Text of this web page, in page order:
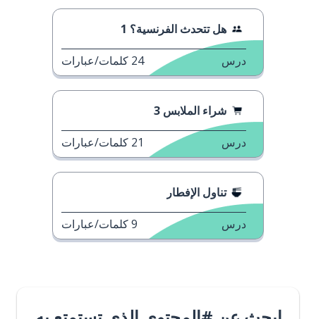
هل تتحدث الفرنسية؟ 1
درس 24 كلمات/عبارات
شراء الملابس 3
درس 21 كلمات/عبارات
تناول الإفطار
درس 9كلمات/عبارات